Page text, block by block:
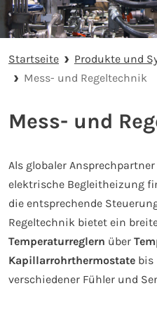
Startseite Produkte und
Mess- und Regeltechnik
Mess- und
Als globaler
elektrische Begleitheizung
die entsprechende
Regeltechnik bietet ein
Temperaturreglern über
Kapillarrohrthermostate bis
verschiedener Fühler und